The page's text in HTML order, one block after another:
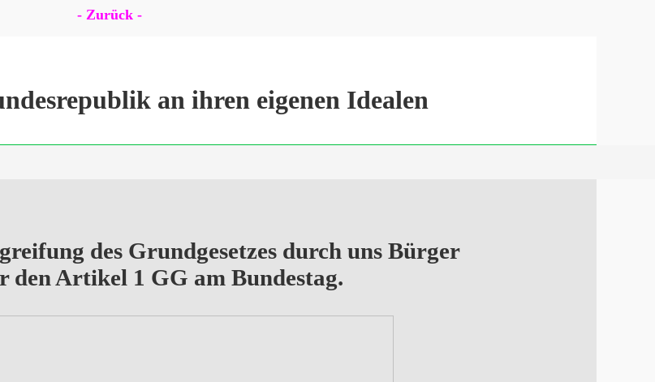
- Zurück -
an ihren eigenen Idealen
des Grundgesetzesdurch uns Bürger
den Artikel 1 GG am Bundestag.